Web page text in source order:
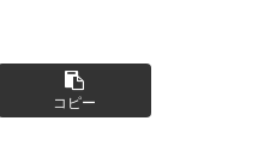
コピー